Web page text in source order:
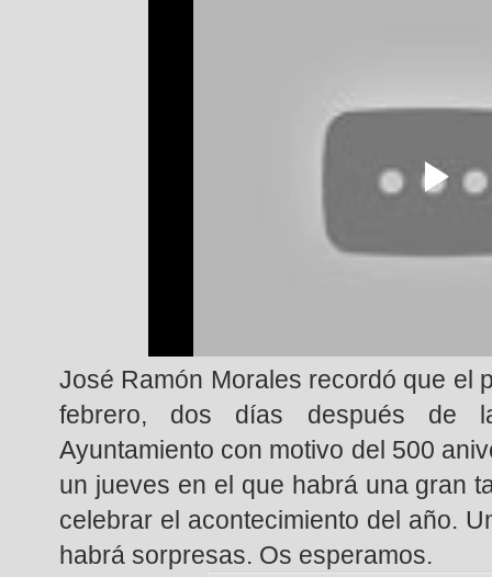
José Ramón Morales recordó que el
febrero, dos días después de
Ayuntamiento con motivo del 500
un jueves en el que habrá una gran
celebrar el acontecimiento del año.
habrá sorpresas. Os esperamos.